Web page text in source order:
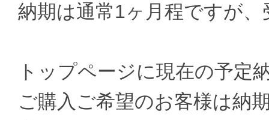
納期は通常1ヶ月程ですが
トップページに現在の予定
ご購入ご希望のお客様は納